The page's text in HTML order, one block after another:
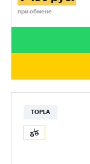
при обмене
TOPLA